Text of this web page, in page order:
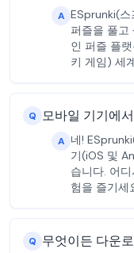
A ESprunki(스
퍼즐을 풀고
인 퍼즐 플
키 게임) 세
Q 모바일 기기에
A 네!
기(iOS 및
습니다. 어
험을 즐기세
Q 무엇이든 다운